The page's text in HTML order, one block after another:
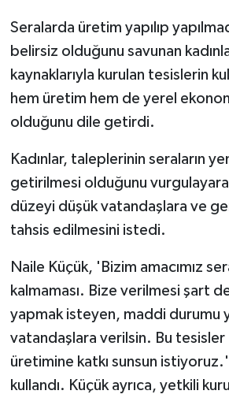
Seralarda üretim yapılıp
belirsiz olduğunu savunan
kaynaklarıyla kurulan tesislerin
hem üretim hem de yerel
olduğunu dile getirdi.
Kadınlar, taleplerinin seraların
getirilmesi olduğunu
düzeyi düşük vatandaşlara ve
tahsis edilmesini istedi.
Naile Küçük, 'Bizim amacımız
kalmaması. Bize verilmesi şart
yapmak isteyen, maddi durumu
vatandaşlara verilsin. Bu tesisler
üretimine katkı sunsun
kullandı. Küçük ayrıca, yetkili